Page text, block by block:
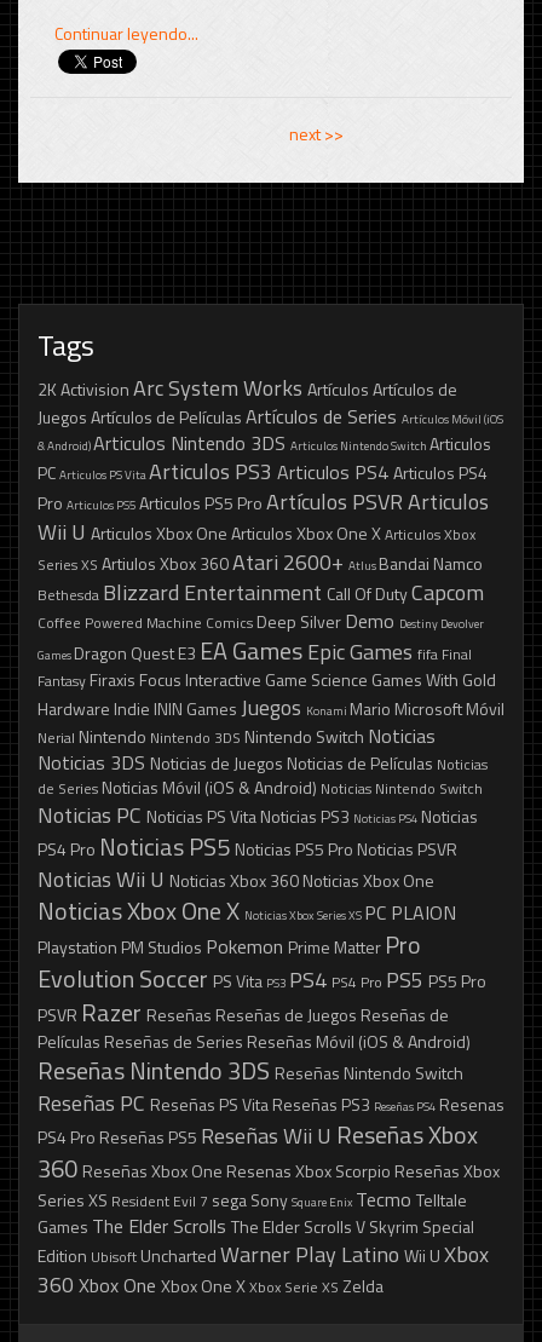
Continuar leyendo...
next >>
Tags
2KActivisionArc System Works ArtículosArtículos de
JuegosArtículos de PelículasArtículos de Series Artículos Móvil (iOS
& Android)Articulos Nintendo 3DS Articulos Nintendo Switch Articulos
PC Articulos PS VitaArticulos PS3 Articulos PS4Articulos PS4
Pro Articulos PS5 Articulos PS5 ProArtículos PSVRArticulos
Wii U Articulos Xbox OneArticulos Xbox One XArticulos Xbox
Series XS Artiulos Xbox 360Atari 2600+ Atlus Bandai Namco
Bethesda Blizzard Entertainment Call Of DutyCapcom
Coffee Powered Machine Comics Deep SilverDemo Destiny Devolver
Games Dragon QuestE3 EA GamesEpic Games fifa Final
Fantasy Firaxis Focus Interactive Game Science Games With Gold
Hardware Indie ININ GamesJuegos Konami Mario MicrosoftMóvil
Nerial Nintendo Nintendo 3DS Nintendo Switch Noticias
Noticias 3DS Noticias de Juegos Noticias de Películas Noticias
de Series Noticias Móvil (iOS & Android) Noticias Nintendo Switch
Noticias PC Noticias PS VitaNoticias PS3 Noticias PS4 Noticias
PS4 Pro Noticias PS5 Noticias PS5 Pro Noticias PSVR
Noticias Wii U Noticias Xbox 360Noticias Xbox One
Noticias Xbox One X Noticias Xbox Series XS PC PLAION
Playstation PM Studios Pokemon Prime Matter Pro
Evolution Soccer PS Vita PS3 PS4 PS4 Pro PS5 PS5 Pro
PSVR Razer Reseñas Reseñas de Juegos Reseñas de
Películas Reseñas de Series Reseñas Móvil (iOS & Android)
Reseñas Nintendo 3DS Reseñas Nintendo Switch
Reseñas PC Reseñas PS VitaReseñas PS3 Reseñas PS4 Resenas
PS4 Pro Reseñas PS5 Reseñas Wii U Reseñas Xbox
360 Reseñas Xbox One Resenas Xbox Scorpio Reseñas Xbox
Series XS Resident Evil 7 segaSony Square Enix Tecmo Telltale
Games The Elder Scrolls The Elder Scrolls V Skyrim Special
Edition Ubisoft UnchartedWarner Play Latino Wii UXbox
360 Xbox One Xbox One XXbox Serie XS Zelda